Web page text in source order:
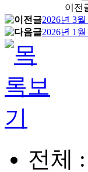
이전
2026년 3
2026년 1
전체 :